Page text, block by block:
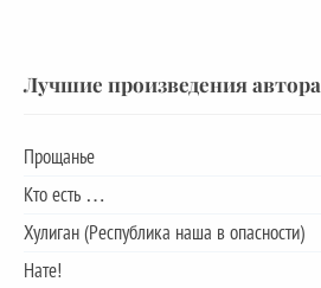
Лучшие произведения автора
Прощанье
Кто есть …
Хулиган (Республика наша в опасности)
Нате!